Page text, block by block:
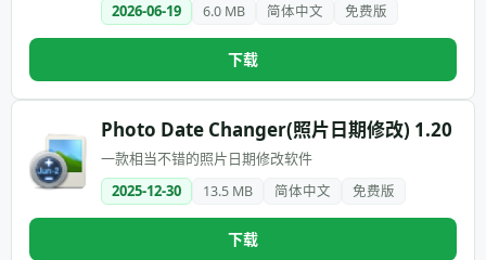
2026-06-19
6.0 MB 简体中文 免费版
下载
Photo Date Changer(照片日期修改) 1.20
一款相当不错的照片日期修改软件
2025-12-30
13.5 MB 简体中文 免费版
下载